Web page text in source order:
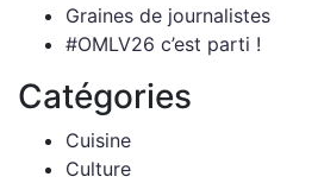
Graines de journalistes
#OMLV26 c’est parti !
Catégories
Cuisine
Culture